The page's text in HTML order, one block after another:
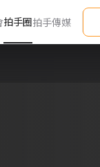
拍手圈拍手傳媒